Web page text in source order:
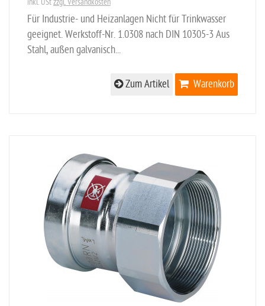
inkl. UStzzgl. Versandkosten
Für Industrie- und Heizanlagen Nicht für Trinkwasser
geeignet. Werkstoff-Nr. 1.0308 nach DIN 10305-3 Aus
Stahl, außen galvanisch...
Warenkorb
Zum Artikel